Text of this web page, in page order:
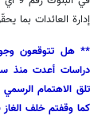
إدارة العائدات بما
** هل تتوقعون وجود
دراسات أعدت منذ
تلق الاهتمام
كما وقفتم خلف الغاز